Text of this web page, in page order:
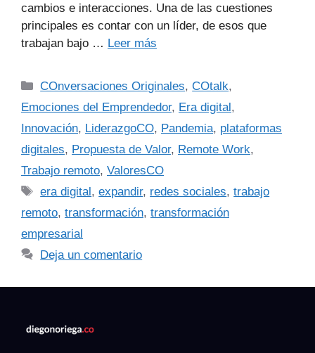
cambios e interacciones. Una de las cuestiones
principales es contar con un líder, de esos que
trabajan bajo … Leer más
COnversaciones Originales,COtalk,
Emociones del Emprendedor, Era digital,
Innovación, LiderazgoCO, Pandemia, plataformas
digitales, Propuesta de Valor, Remote Work,
Trabajo remoto, ValoresCO
era digital,expandir, redes sociales,trabajo
remoto, transformación, transformación
empresarial
Deja un comentario